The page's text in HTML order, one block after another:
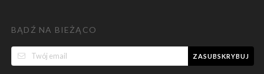
BĄDŹ NA BIEŻĄCO
ZASUBSKRYBUJ